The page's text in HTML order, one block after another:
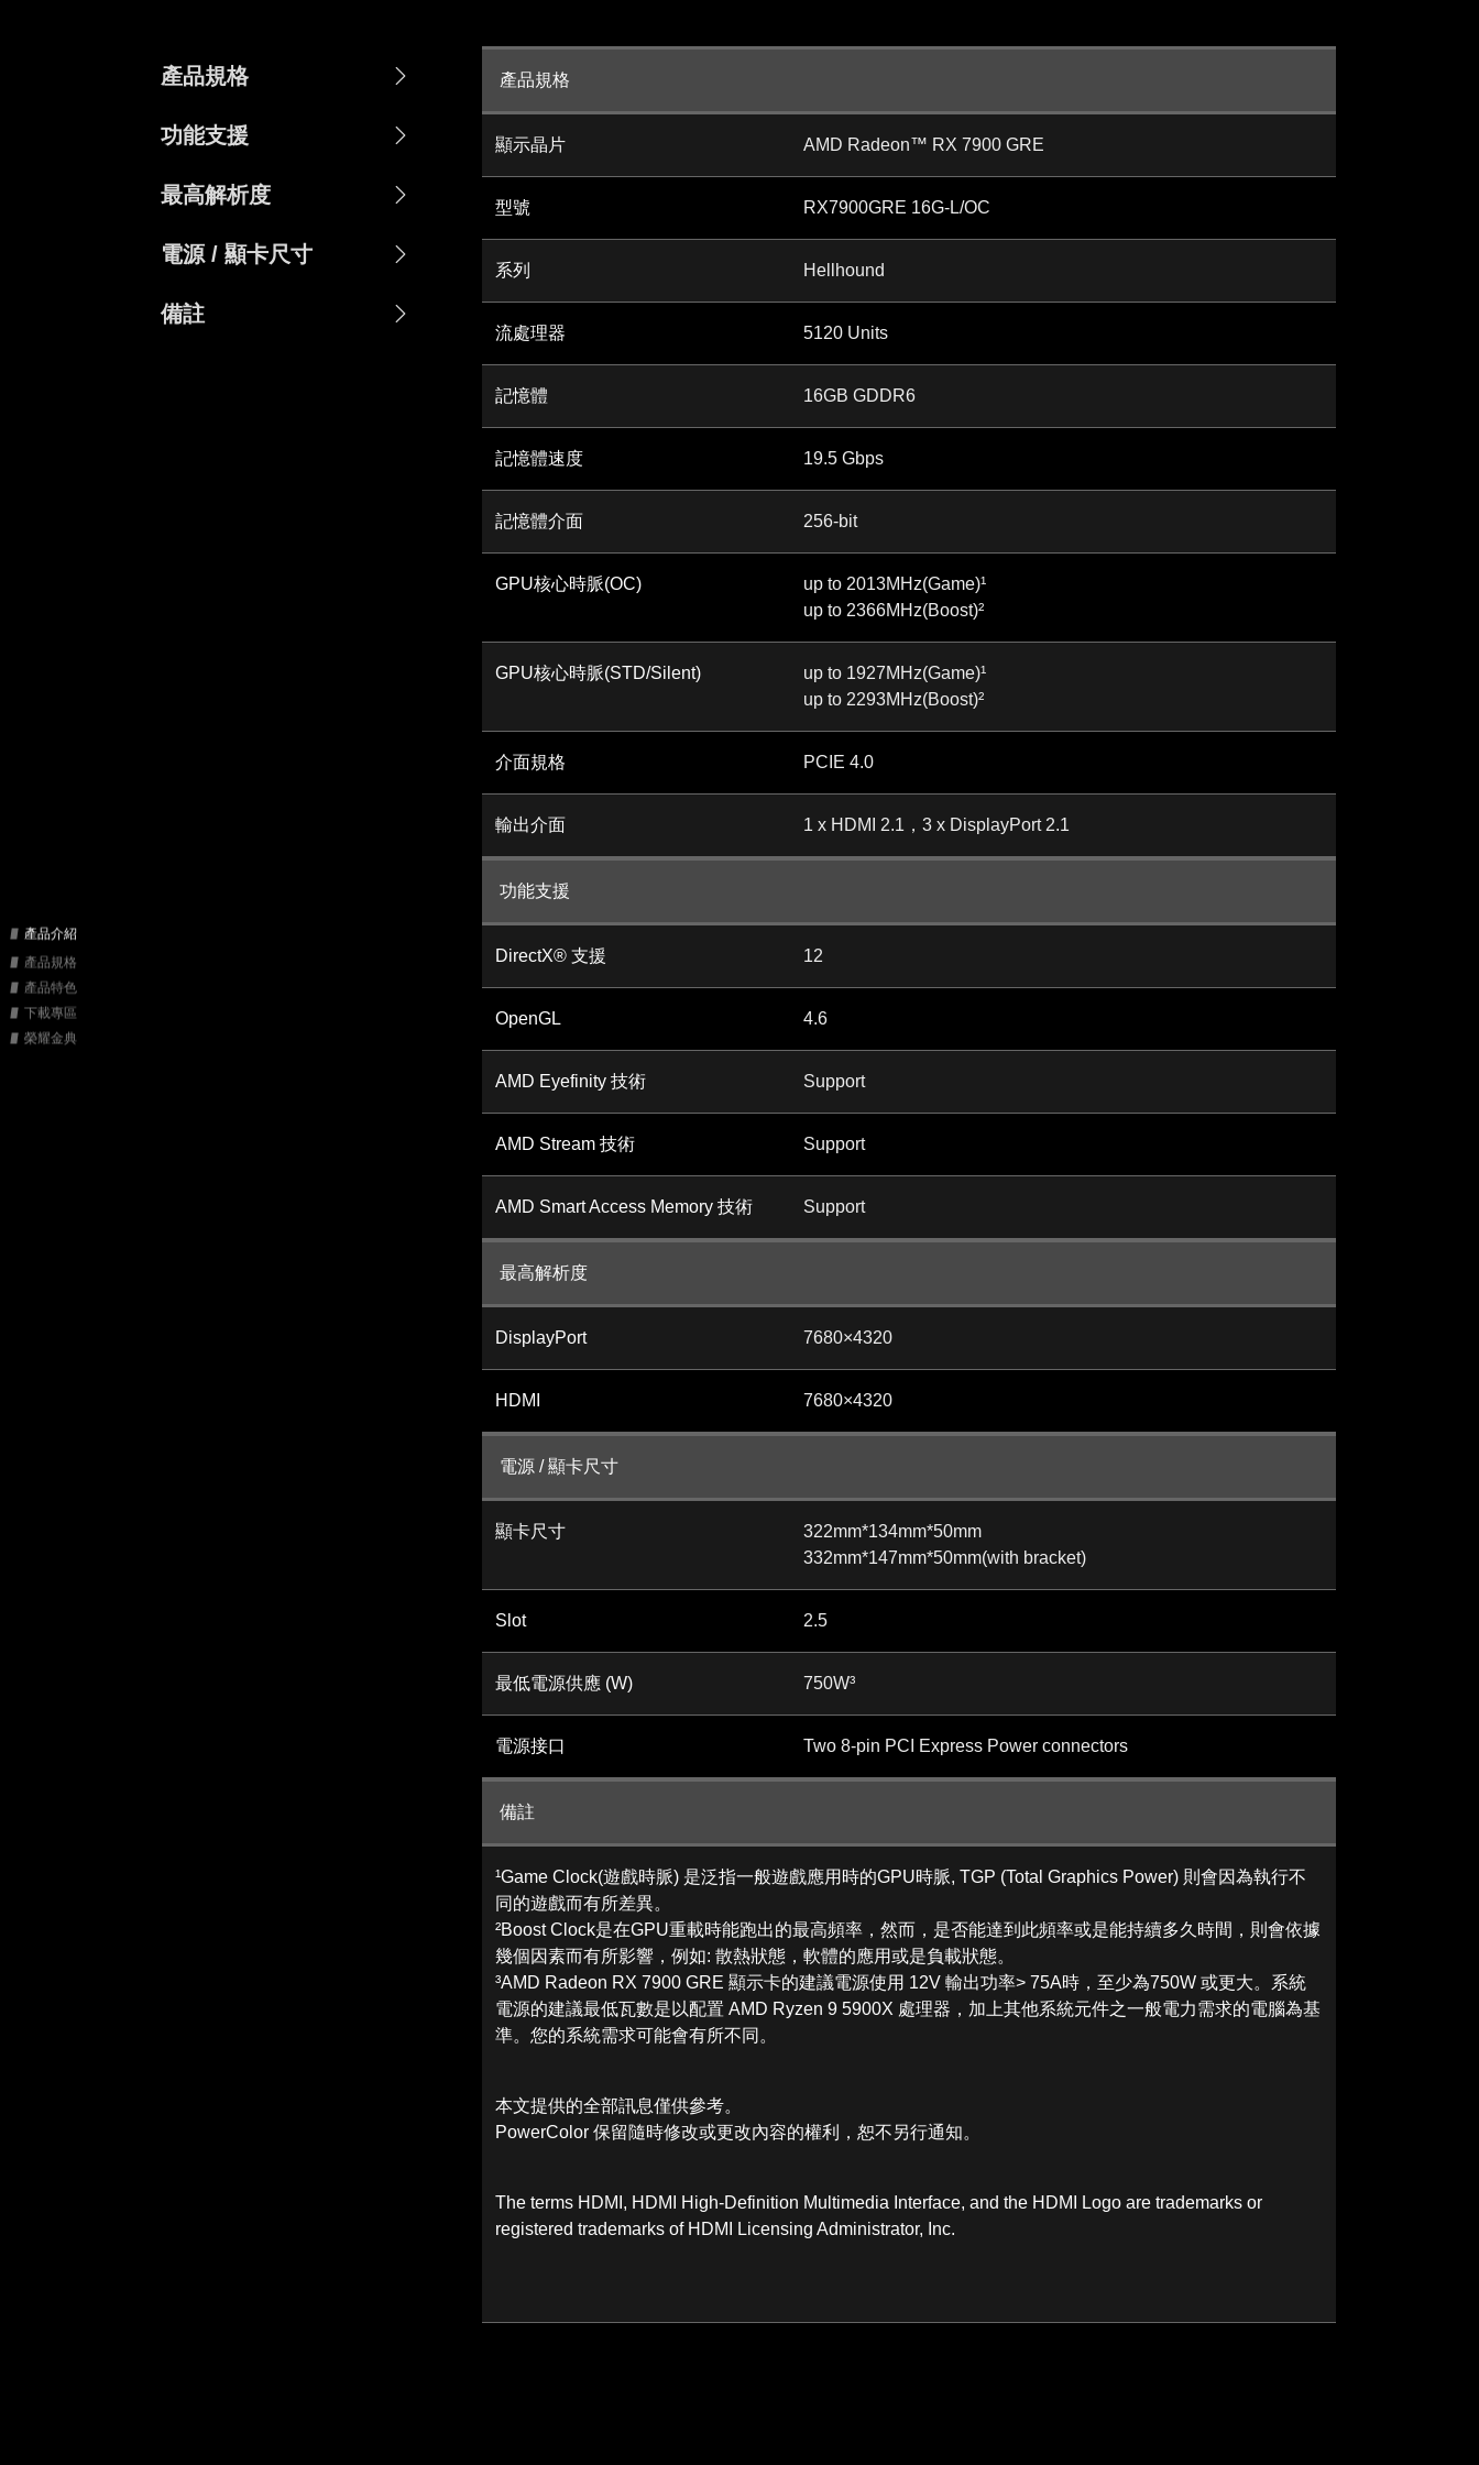
產品介紹
產品規格
產品特色
下載專區
榮耀金典
產品規格
功能支援
最高解析度
電源 / 顯卡尺寸
備註
產品規格
顯示晶片 AMD Radeon™ RX 7900 GRE
型號 RX7900GRE 16G-L/OC
系列 Hellhound
流處理器 5120 Units
記憶體 16GB GDDR6
記憶體速度 19.5 Gbps
記憶體介面 256-bit
GPU核心時脈(OC)
up to 2013MHz(Game)¹
up to 2366MHz(Boost)²
GPU核心時脈(STD/Silent)
up to 1927MHz(Game)¹
up to 2293MHz(Boost)²
介面規格 PCIE 4.0
輸出介面 1 x HDMI 2.1，3 x DisplayPort 2.1
功能支援
DirectX® 支援 12
OpenGL 4.6
AMD Eyefinity 技術 Support
AMD Stream 技術 Support
AMD Smart Access Memory 技術 Support
最高解析度
DisplayPort 7680×4320
HDMI 7680×4320
電源 / 顯卡尺寸
顯卡尺寸
322mm*134mm*50mm
332mm*147mm*50mm(with bracket)
Slot 2.5
最低電源供應 (W) 750W³
電源接口 Two 8-pin PCI Express Power connectors
備註
¹Game Clock(遊戲時脈) 是泛指一般遊戲應用時的GPU時脈, TGP (Total Graphics Power) 則會因為執行不
同的遊戲而有所差異。
²Boost Clock是在GPU重載時能跑出的最高頻率，然而，是否能達到此頻率或是能持續多久時間，則會依據
幾個因素而有所影響，例如: 散熱狀態，軟體的應用或是負載狀態。
³AMD Radeon RX 7900 GRE 顯示卡的建議電源使用 12V 輸出功率> 75A時，至少為750W 或更大。系統
電源的建議最低瓦數是以配置 AMD Ryzen 9 5900X 處理器，加上其他系統元件之一般電力需求的電腦為基
準。您的系統需求可能會有所不同。
本文提供的全部訊息僅供參考。
PowerColor 保留隨時修改或更改內容的權利，恕不另行通知。
The terms HDMI, HDMI High-Definition Multimedia Interface, and the HDMI Logo are trademarks or
registered trademarks of HDMI Licensing Administrator, Inc.